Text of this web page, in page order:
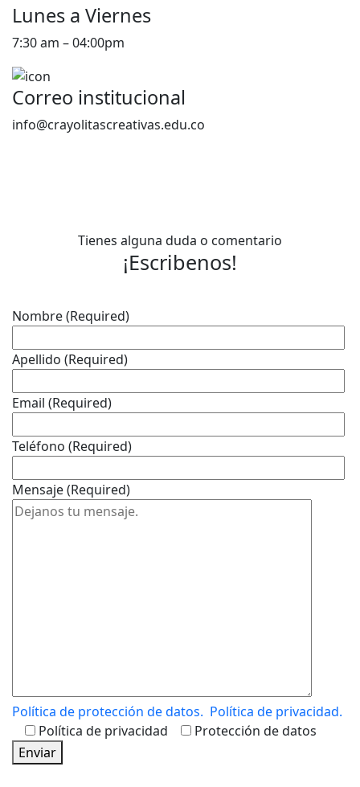
Lunes a Viernes
7:30 am – 04:00pm
Correo institucional
info@crayolitascreativas.edu.co
Tienes alguna duda o comentario
¡Escribenos!
Nombre(Required)
Apellido (Required)
Email (Required)
Teléfono (Required)
Mensaje(Required)
Política de protección de datos. Política de privacidad.
Política de privacidad
Protección de datos
Enviar